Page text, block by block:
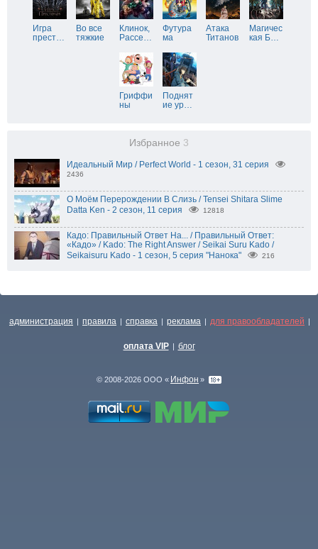
Игра
прест…
Во все
тяжкие
Клинок,
Рассе…
Футура
ма
Атака
Титанов
Магичес
кая Б…
Гриффи
ны
Поднят
ие ур…
Избранное 3
Идеальный Мир / Perfect World - 1 сезон, 31 серия
2436
О Моём Перерождении В Слизь / Tensei Shitara Slime
Datta Ken - 2 сезон, 11 серия
12818
Кадо: Правильный Ответ На... / Правильный Ответ:
«Кадо» / Kado: The Right Answer / Seikai Suru Kado /
Seikaisuru Kado - 1 сезон, 5 серия "Нанока"
216
администрация | правила | справка | реклама | для правообладателей |
оплата VIP | блог
© 2008-2026 ООО « Инфон »